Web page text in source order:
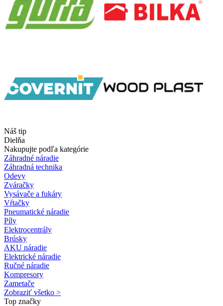
Náš tip
Dielňa
Nakupujte podľa kategórie
Záhradné náradie
Záhradná technika
Odevy
Zváračky
Vysávače a fukáry
Vŕtačky
Pneumatické náradie
Píly
Elektrocentrály
Brúsky
AKU náradie
Elektrické náradie
Ručné náradie
Kompresory
Zametače
Zobraziť všetko >
Top značky